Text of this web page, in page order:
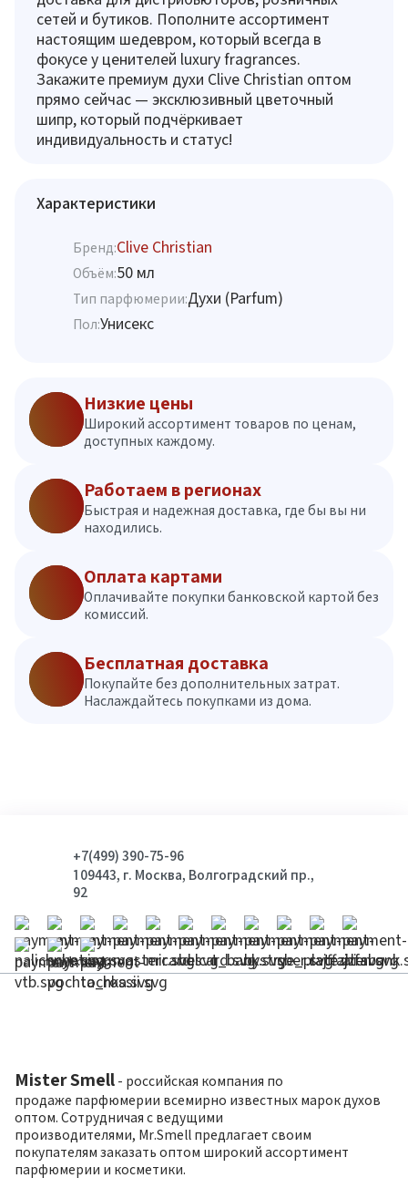
сетей и бутиков. Пополните ассортимент
настоящим шедевром, который всегда в
фокусе у ценителей luxury fragrances.
Закажите премиум духи Clive Christian оптом
прямо сейчас — эксклюзивный цветочный
шипр, который подчёркивает
индивидуальность и статус!
Характеристики
Бренд:Clive Christian
Объём:50 мл
Тип парфюмерии:Духи (Parfum)
Пол:Унисекс
Низкие цены
Широкий ассортимент товаров по ценам,
доступных каждому.
Работаем в регионах
Быстрая и надежная доставка, где бы вы ни
находились.
Оплата картами
Оплачивайте покупки банковской картой без
комиссий.
Бесплатная доставка
Покупайте без дополнительных затрат.
Наслаждайтесь покупками из дома.
+7(499) 390-75-96
109443, г. Москва, Волгоградский пр.,
92
Mister Smell - российская компания по
продаже парфюмерии всемирно известных марок духов
оптом. Сотрудничая с ведущими
производителями, Mr.Smell предлагает своим
покупателям заказать оптом широкий ассортимент
парфюмерии и косметики.